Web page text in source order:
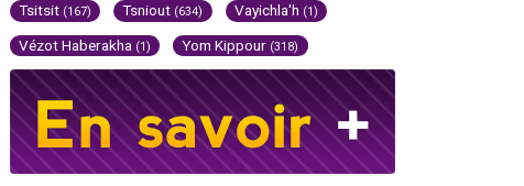
Tsitsit (167) Tsniout (634) Vayichla'h (1)
Vézot Haberakha (1) Yom Kippour (318)